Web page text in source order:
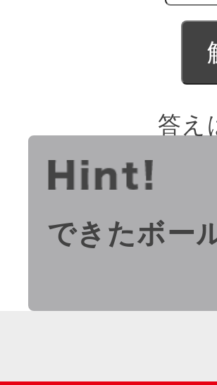
答え
できたボー